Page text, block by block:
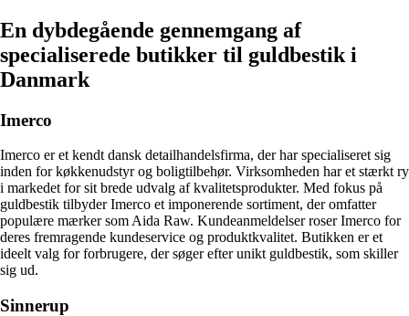
En dybdegående gennemgang af
specialiserede butikker til guldbestik i
Danmark
Imerco
Imerco er et kendt dansk detailhandelsfirma, der har specialiseret sig
inden for køkkenudstyr og boligtilbehør. Virksomheden har et stærkt ry
i markedet for sit brede udvalg af kvalitetsprodukter. Med fokus på
guldbestik tilbyder Imerco et imponerende sortiment, der omfatter
populære mærker som Aida Raw. Kundeanmeldelser roser Imerco for
deres fremragende kundeservice og produktkvalitet. Butikken er et
ideelt valg for forbrugere, der søger efter unikt guldbestik, som skiller
sig ud.
Sinnerup